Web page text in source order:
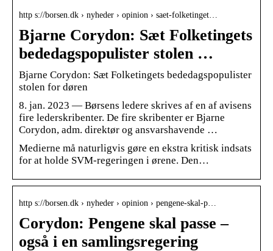
http s://borsen.dk › nyheder › opinion › saet-folketinget…
Bjarne Corydon: Sæt Folketingets
bededagspopulister stolen …
Bjarne Corydon: Sæt Folketingets bededagspopulister
stolen for døren
8. jan. 2023 — Børsens ledere skrives af en af avisens
fire lederskribenter. De fire skribenter er Bjarne
Corydon, adm. direktør og ansvarshavende …
Medierne må naturligvis gøre en ekstra kritisk indsats
for at holde SVM-regeringen i ørene. Den…
http s://borsen.dk › nyheder › opinion › pengene-skal-p…
Corydon: Pengene skal passe –
også i en samlingsregering